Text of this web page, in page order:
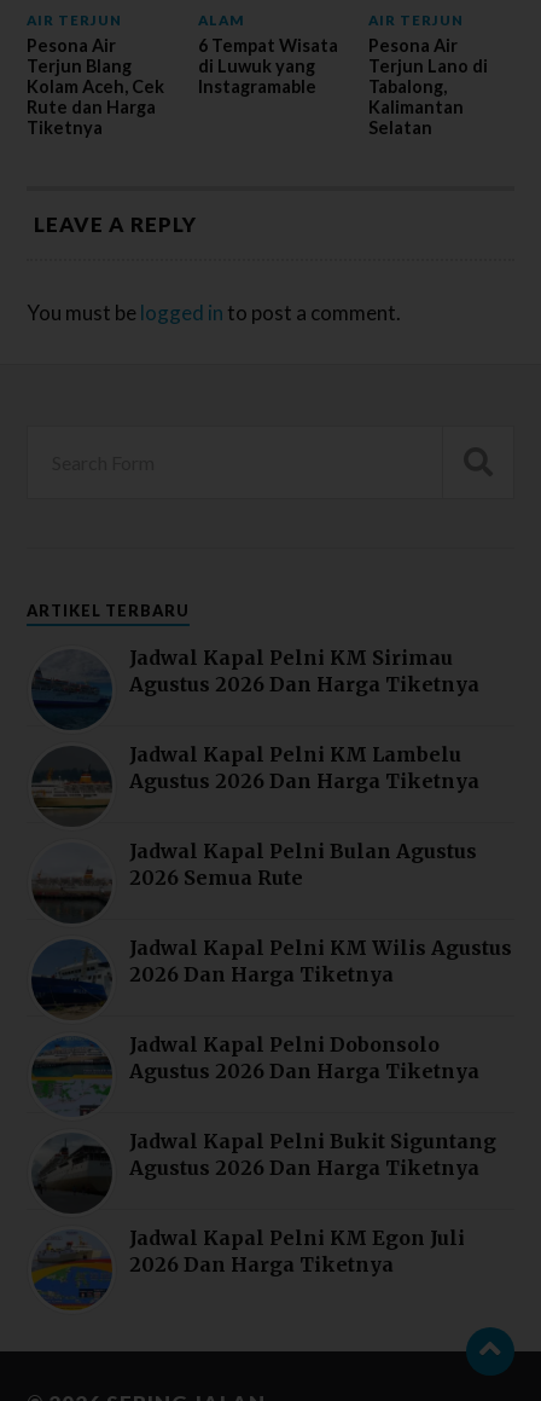
AIR TERJUN
Pesona Air
Terjun Blang
Kolam Aceh, Cek
Rute dan Harga
Tiketnya
ALAM
6 Tempat Wisata
di Luwuk yang
Instagramable
AIR TERJUN
Pesona Air
Terjun Lano di
Tabalong,
Kalimantan
Selatan
LEAVE A REPLY
You must be logged in to post a comment.
ARTIKEL TERBARU
Jadwal Kapal Pelni KM Sirimau
Agustus 2026 Dan Harga Tiketnya
Jadwal Kapal Pelni KM Lambelu
Agustus 2026 Dan Harga Tiketnya
Jadwal Kapal Pelni Bulan Agustus
2026 Semua Rute
Jadwal Kapal Pelni KM Wilis Agustus
2026 Dan Harga Tiketnya
Jadwal Kapal Pelni Dobonsolo
Agustus 2026 Dan Harga Tiketnya
Jadwal Kapal Pelni Bukit Siguntang
Agustus 2026 Dan Harga Tiketnya
Jadwal Kapal Pelni KM Egon Juli
2026 Dan Harga Tiketnya